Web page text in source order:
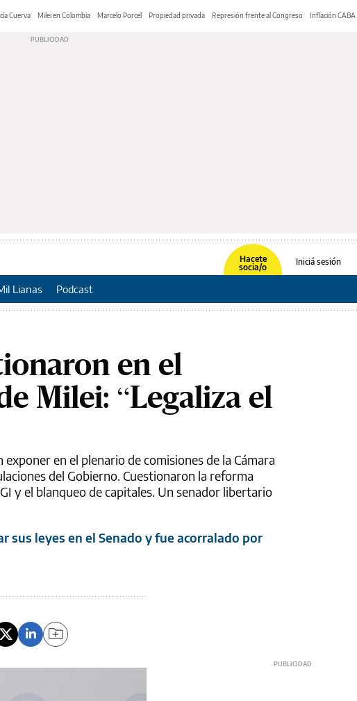
Cuerva Milei en Colombia Marcelo Porcel Propiedad privada Represión frente al Congreso Inflación CABA
Hacete
socia/o
Iniciá sesión
Lianas Podcast
en el
Milei: “Legaliza el
en el plenario de comisiones de la Cámara
del Gobierno. Cuestionaron la reforma
y el blanqueo de capitales. Un senador libertario
sus leyes en el Senado y fue acorralado por